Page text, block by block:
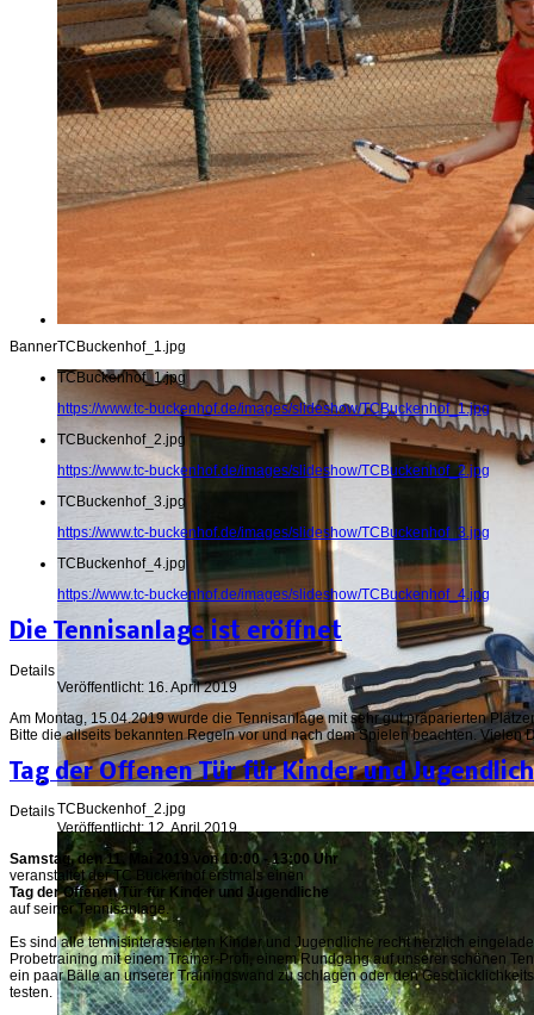
TCBuckenhof_1.jpg
TCBuckenhof_2.jpg
Banner
TCBuckenhof_1.jpg
https://www.tc-buckenhof.de/images/slideshow/TCBuckenhof_1.jpg
TCBuckenhof_2.jpg
https://www.tc-buckenhof.de/images/slideshow/TCBuckenhof_2.jpg
TCBuckenhof_3.jpg
https://www.tc-buckenhof.de/images/slideshow/TCBuckenhof_3.jpg
TCBuckenhof_4.jpg
https://www.tc-buckenhof.de/images/slideshow/TCBuckenhof_4.jpg
Die Tennisanlage ist eröffnet
Details
Veröffentlicht: 16. April 2019
Am Montag, 15.04.2019 wurde die Tennisanlage mit sehr gut präparierten
Bitte die allseits bekannten Regeln vor und nach dem Spielen beachten. Vielen
Tag der Offenen Tür für Kinder und
Details
Veröffentlicht: 12. April 2019
Samstag, den 11. Mai 2019 von 10:00 - 13:00 Uhr
veranstaltet der TC Buckenhof erstmals einen
Tag der Offenen Tür für Kinder und Jugendliche
auf seiner Tennisanlage.
Es sind alle tennisinteressierten Kinder und Jugendliche recht herzlich
Probetraining mit einem Trainer-Profi, einem Rundgang auf unserer schönen
ein paar Bälle an unserer Trainingswand zu schlagen oder den
testen.